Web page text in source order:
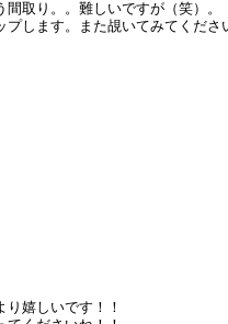
取り。。難しいですが（笑）。
します。また覘いてみてくださ
嬉しいです！！